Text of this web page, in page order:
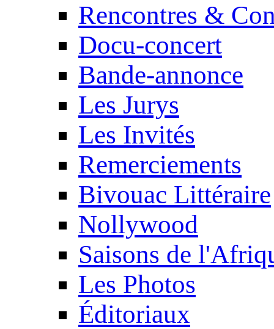
Rencontres &
Docu-concert
Bande-annonce
Les Jurys
Les Invités
Remerciements
Bivouac Littéraire
Nollywood
Saisons de
Les Photos
Éditoriaux